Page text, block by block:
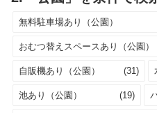
無料駐車場あり（公園）
おむつ替えスペースあり（公園）
自販機あり（公園） (31)
池あり（公園） (19)